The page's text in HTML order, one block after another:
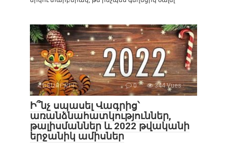
ՀԵՏԱՔՐՔԻՐ 0 344 Vues :
Ի՞նչ սպասել Վագրից՝
առանձնահատկություններ,
թալիսմաններ և 2022 թվականի
երջանիկ ամիսներ